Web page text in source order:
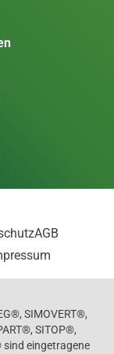
AGB
SIMOVERT®,
SITOP®,
sind eingetragene